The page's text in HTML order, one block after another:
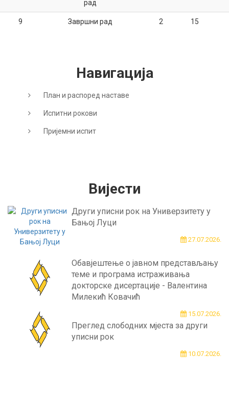
рад
9 Завршни рад 2 15
Навигација
План и распоред наставе
Испитни рокови
Пријемни испит
Вијести
Други уписни рок на Универзитету у
Бањој Луци
27.07.2026.
Обавјештење о јавном представљању
теме и програма истраживања
докторске дисертације - Валентина
Милекић Ковачић
15.07.2026.
Преглед слободних мјеста за други
уписни рок
10.07.2026.